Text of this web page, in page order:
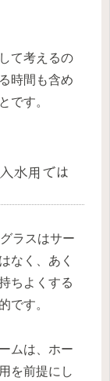
て考えるの
時間も含め
です。
水用では
ラスはサー
なく、あく
ちよくする
です。
ムは、ホー
を前提にし